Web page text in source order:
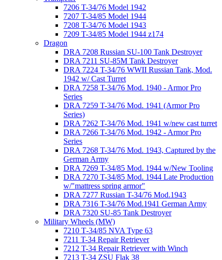
7206 T-34/76 Model 1942
7207 T-34/85 Model 1944
7208 T-34/76 Model 1943
7209 T-34/85 Model 1944 z174
Dragon
DRA 7208 Russian SU-100 Tank Destroyer
DRA 7211 SU-85M Tank Destroyer
DRA 7224 T-34/76 WWII Russian Tank, Mod.
1942 w/ Cast Turret
DRA 7258 T-34/76 Mod. 1940 - Armor Pro
Series
DRA 7259 T-34/76 Mod. 1941 (Armor Pro
Series)
DRA 7262 T-34/76 Mod. 1941 w/new cast turret
DRA 7266 T-34/76 Mod. 1942 - Armor Pro
Series
DRA 7268 T-34/76 Mod. 1943, Captured by the
German Army
DRA 7269 T-34/85 Mod. 1944 w/New Tooling
DRA 7270 T-34/85 Mod. 1944 Late Production
w/"mattress spring armor"
DRA 7277 Russian T-34/76 Mod.1943
DRA 7316 T-34/76 Mod.1941 German Army
DRA 7320 SU-85 Tank Destroyer
Military Wheels (MW)
7210 Т-34/85 NVA Type 63
7211 T-34 Repair Retriever
7212 T-34 Repair Retriever with Winch
7213 T-34 ZSU Flak 38